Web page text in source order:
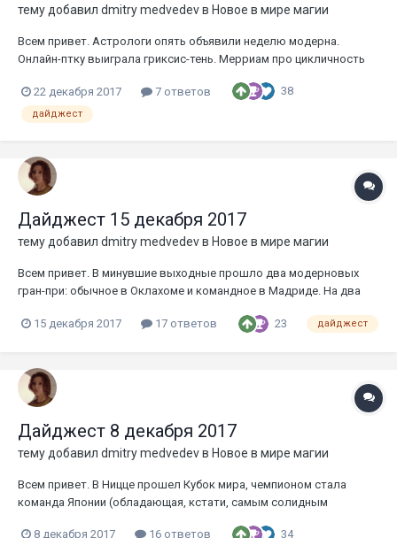
тему добавил dmitry medvedevв Новое в мире магии
Всем привет. Астрологи опять объявили неделю модерна.
Онлайн-птку выиграла гриксис-тень. Мерриам про цикличность
рекомендует научиться играть тремя колодами, одна из них
всегда окажется хорошим выбором на турнир. Первая — ур-
22 декабря 2017 7 ответов 38
дайджест
Дайджест 15 декабря 2017
тему добавил dmitry medvedevв Новое в мире магии
Всем привет. В минувшие выходные прошло два модерновых
гран-при: обычное в Оклахоме и командное в Мадриде. На два
метагейма можно посмотреть здесь. Онлайн-птку выиграл
15 декабря 2017 17 ответов 23 дайджест
Дайджест 8 декабря 2017
тему добавил dmitry medvedevв Новое в мире магии
Всем привет. В Ницце прошел Кубок мира, чемпионом стала
команда Японии (обладающая, кстати, самым солидным
8 декабря 2017 16 ответов 34